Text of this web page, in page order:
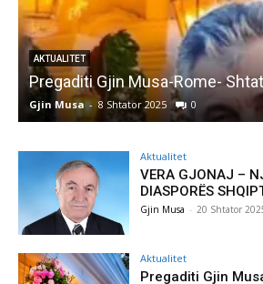
AKTUALITET
Pregaditi Gjin Musa-Rome-
Gjin Musa - 8 Shtator 2025 0
Aktualitet
VERA GJONAJ –
DIASPORËS
Gjin Musa - 20 Shtator
Aktualitet
Pregaditi Gjin